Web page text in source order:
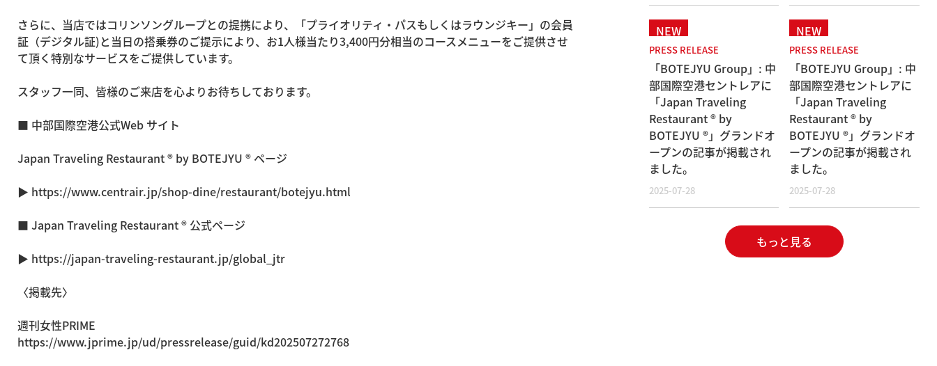
さらに、当店ではコリンソングループとの提携により、「プライオリティ・パスもしくはラウンジキー」の会員
証（デジタル証)と当日の搭乗券のご提示により、お1人様当たり3,400円分相当のコースメニューをご提供させ
て頂く特別なサービスをご提供しています。
スタッフ一同、皆様のご来店を心よりお待ちしております。
■ 中部国際空港公式Web サイト
Japan Traveling Restaurant ® by BOTEJYU ® ページ
▶ https://www.centrair.jp/shop-dine/restaurant/botejyu.html
■ Japan Traveling Restaurant ® 公式ページ
▶ https://japan-traveling-restaurant.jp/global_jtr
〈掲載先〉
週刊女性PRIME
https://www.jprime.jp/ud/pressrelease/guid/kd202507272768
PRESS RELEASE
「BOTEJYU Group」: 中
部国際空港セントレアに
「Japan Traveling
Restaurant ® by
BOTEJYU ®」グランドオ
ープンの記事が掲載され
ました。
2025-07-28
PRESS RELEASE
「BOTEJYU Group」: 中
部国際空港セントレアに
「Japan Traveling
Restaurant ® by
BOTEJYU ®」グランドオ
ープンの記事が掲載され
ました。
2025-07-28
もっと見る